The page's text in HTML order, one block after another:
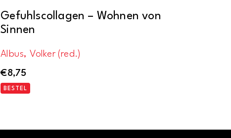
Gefuhlscollagen – Wohnen von
Sinnen
Albus, Volker (red.)
€8,75
BESTEL